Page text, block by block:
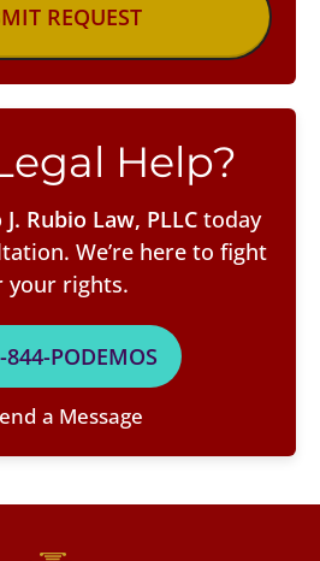
Help?
Rubio Law, PLLC today
We’re here to fight
your rights.
844-PODEMOS
a Message